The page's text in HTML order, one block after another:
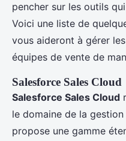
pencher sur les outils
Voici une liste de
vous aideront à gérer
équipes de vente de
Salesforce Sales Cloud
Salesforce Sales Cloud
le domaine de la
propose une gamme